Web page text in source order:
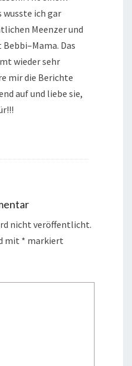
wusste ich gar
Meenzer und
Das
wieder sehr
mir die Berichte
auf und liebe sie,
nicht veröffentlicht.
mit * markiert